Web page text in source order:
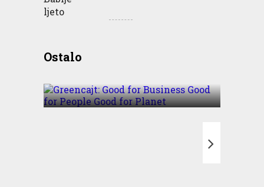
OstaloBusiness Good for People